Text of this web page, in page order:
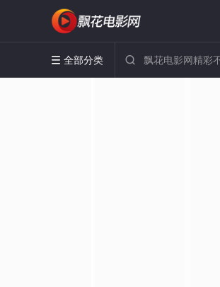
 全部分类 